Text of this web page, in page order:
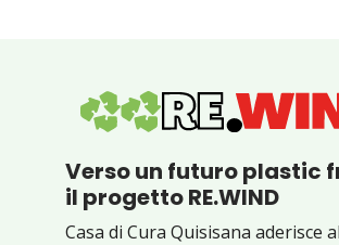
Verso un futuro plastic
il progetto RE.WIND
Casa di Cura Quisisana aderisce